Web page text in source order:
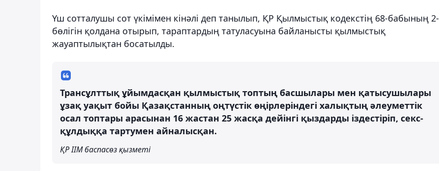
Үш сотталушы сот үкімімен кінәлі деп танылып, ҚР Қылмыстық кодекстің 68-бабының 2-
бөлігін қолдана отырып, тараптардың татуласуына байланысты қылмыстық
жауаптылықтан босатылды.
Трансұлттық ұйымдасқан қылмыстық топтың басшылары мен қатысушылары
ұзақ уақыт бойы Қазақстанның оңтүстік өңірлеріндегі халықтың әлеуметтік
осал топтары арасынан 16 жастан 25 жасқа дейінгі қыздарды іздестіріп, секс-
құлдыққа тартумен айналысқан.
ҚР ІІМ баспасөз қызметі